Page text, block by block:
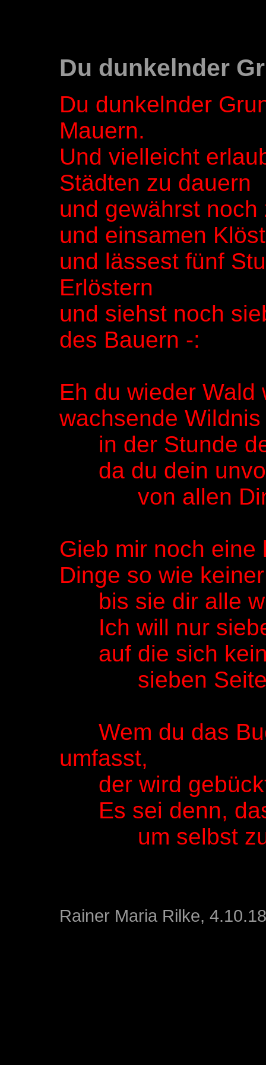
Du dunkelnder
Du dunkelnder
Mauern.
Und vielleicht
Städten zu dauern
und gewährst
und einsamen
und lässest fünf
Erlöstern
und siehst noch
des Bauern -:
Eh du wieder Wald
wachsende Wildnis
in der Stunde
da du dein
von allen
Gieb mir noch
Dinge so wie
bis sie dir alle
Ich will nur
auf die sich
sieben Seiten
Wem du das
umfasst,
der wird gebückt
Es sei denn,
um selbst zu
Rainer Maria Rilke,